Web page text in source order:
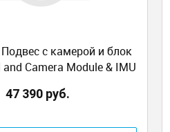
с камерой и блок
Camera Module & IMU
47 390 руб.